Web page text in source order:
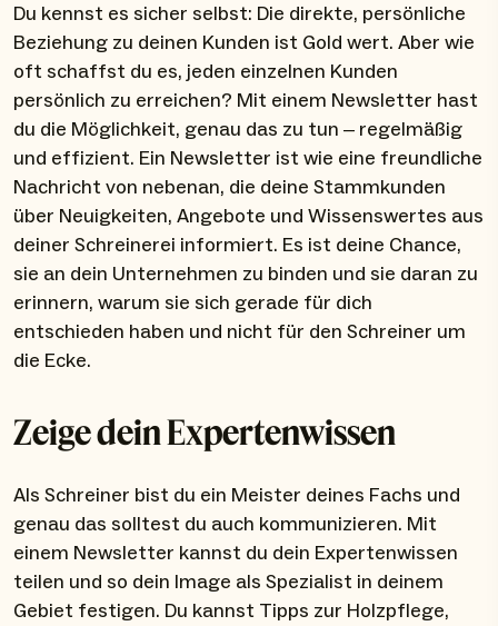
Du kennst es sicher selbst: Die direkte, persönliche
Beziehung zu deinen Kunden ist Gold wert. Aber wie
oft schaffst du es, jeden einzelnen Kunden
persönlich zu erreichen? Mit einem Newsletter hast
du die Möglichkeit, genau das zu tun – regelmäßig
und effizient. Ein Newsletter ist wie eine freundliche
Nachricht von nebenan, die deine Stammkunden
über Neuigkeiten, Angebote und Wissenswertes aus
deiner Schreinerei informiert. Es ist deine Chance,
sie an dein Unternehmen zu binden und sie daran zu
erinnern, warum sie sich gerade für dich
entschieden haben und nicht für den Schreiner um
die Ecke.
Zeige dein Expertenwissen
Als Schreiner bist du ein Meister deines Fachs und
genau das solltest du auch kommunizieren. Mit
einem Newsletter kannst du dein Expertenwissen
teilen und so dein Image als Spezialist in deinem
Gebiet festigen. Du kannst Tipps zur Holzpflege,